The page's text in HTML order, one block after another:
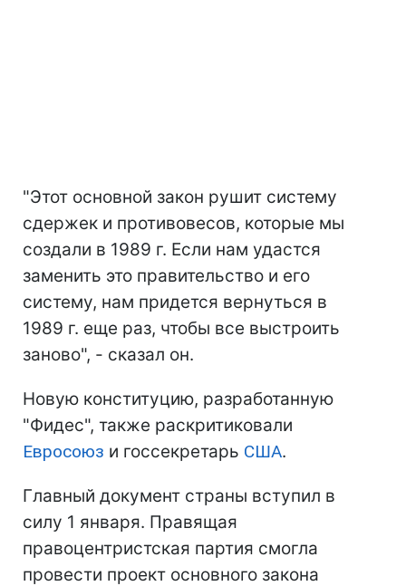
"Этот основной закон рушит систему
сдержек и противовесов, которые мы
создали в 1989 г. Если нам удастся
заменить это правительство и его
систему, нам придется вернуться в
1989 г. еще раз, чтобы все выстроить
заново", - сказал он.
Новую конституцию, разработанную
"Фидес", также раскритиковали
Евросоюз и госсекретарь США.
Главный документ страны вступил в
силу 1 января. Правящая
правоцентристская партия смогла
провести проект основного закона